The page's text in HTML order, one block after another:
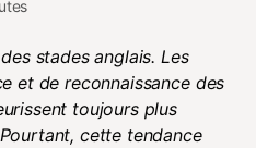
stades anglais. Les
et de reconnaissance des
toujours plus
cette tendance